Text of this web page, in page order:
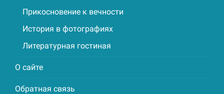
Прикосновение к вечности
История в фотографиях
Литературная гостиная
О сайте
Обратная связь